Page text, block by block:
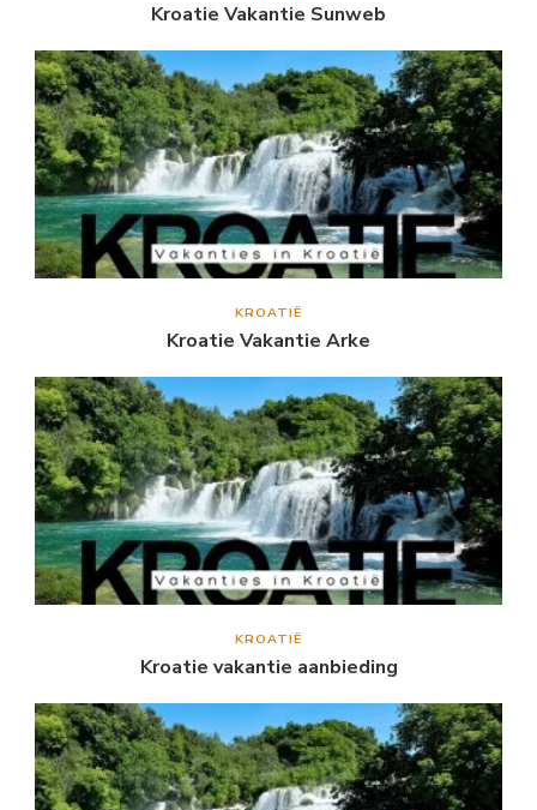
Kroatie Vakantie Sunweb
KROATIË
Kroatie Vakantie Arke
KROATIË
Kroatie vakantie aanbieding